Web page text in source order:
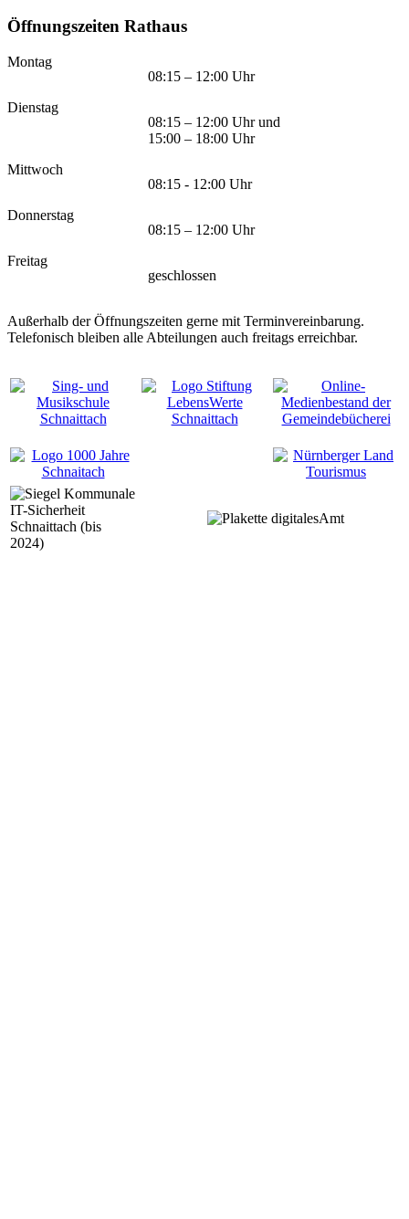
Öffnungszeiten Rathaus
Montag
08:15 – 12:00 Uhr
Dienstag
08:15 – 12:00 Uhr und
15:00 – 18:00 Uhr
Mittwoch
08:15 - 12:00 Uhr
Donnerstag
08:15 – 12:00 Uhr
Freitag
geschlossen
Außerhalb der Öffnungszeiten gerne mit Terminvereinbarung.
Telefonisch bleiben alle Abteilungen auch freitags erreichbar.